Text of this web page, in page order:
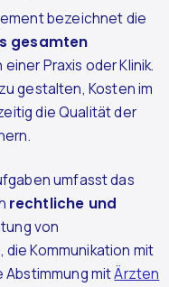
bezeichnet die
gesamten
einer Praxis oder Klinik.
gestalten, Kosten im
die Qualität der
umfasst das
rechtliche und
von
Kommunikation mit
Abstimmung mitÄrzten